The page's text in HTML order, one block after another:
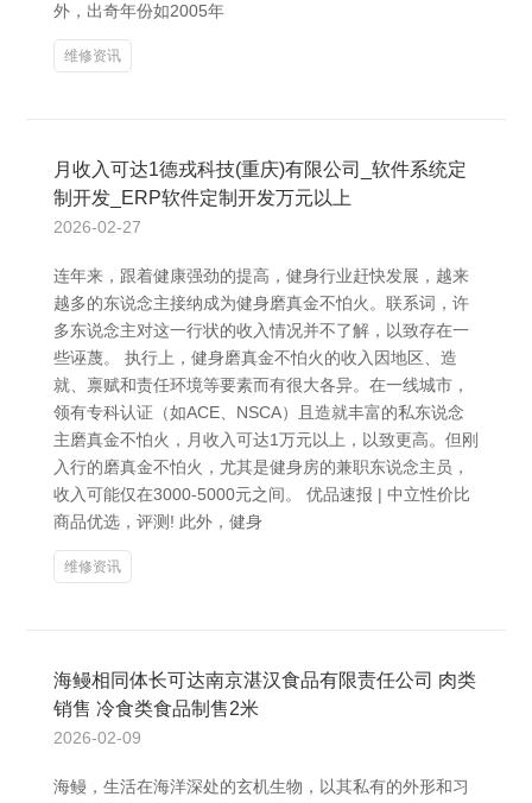
外，出奇年份如2005年
维修资讯
月收入可达1德戎科技(重庆)有限公司_软件系统定
制开发_ERP软件定制开发万元以上
2026-02-27
连年来，跟着健康强劲的提高，健身行业赶快发展，越来
越多的东说念主接纳成为健身磨真金不怕火。联系词，许
多东说念主对这一行状的收入情况并不了解，以致存在一
些诬蔑。 执行上，健身磨真金不怕火的收入因地区、造
就、禀赋和责任环境等要素而有很大各异。在一线城市，
领有专科认证（如ACE、NSCA）且造就丰富的私东说念
主磨真金不怕火，月收入可达1万元以上，以致更高。但刚
入行的磨真金不怕火，尤其是健身房的兼职东说念主员，
收入可能仅在3000-5000元之间。 优品速报 | 中立性价比
商品优选，评测! 此外，健身
维修资讯
海鳗相同体长可达南京湛汉食品有限责任公司 肉类
销售 冷食类食品制售2米
2026-02-09
海鳗，生活在海洋深处的玄机生物，以其私有的外形和习